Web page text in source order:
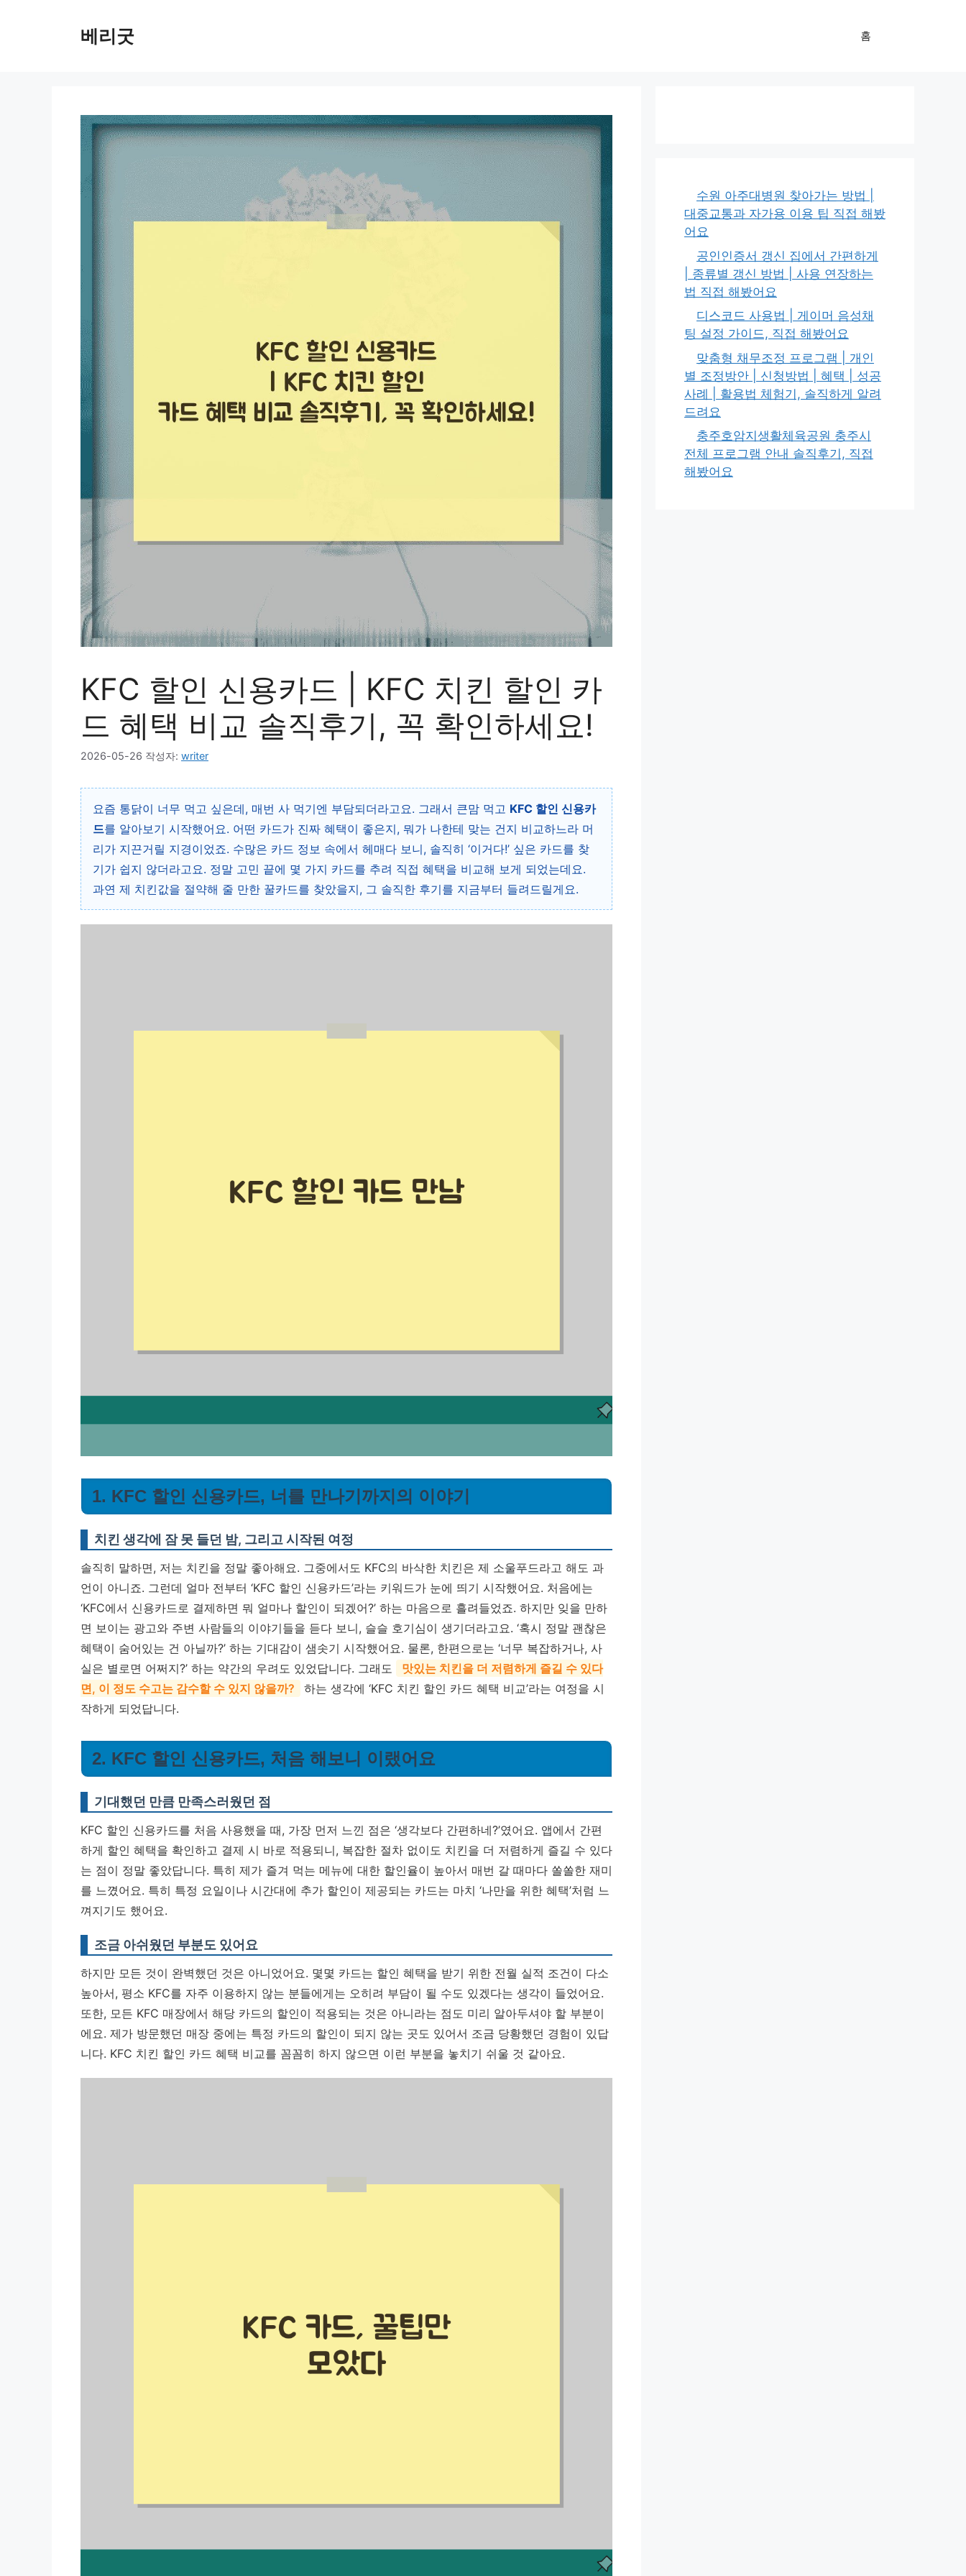
베리굿 홈
KFC 할인 신용카드 | KFC 치킨 할인 카
드 혜택 비교 솔직후기, 꼭 확인하세요!
2026-05-26 작성자: writer
요즘 통닭이 너무 먹고 싶은데, 매번 사 먹기엔 부담되더라고요. 그래서 큰맘 먹고 KFC 할인 신용카
드를 알아보기 시작했어요. 어떤 카드가 진짜 혜택이 좋은지, 뭐가 나한테 맞는 건지 비교하느라 머
리가 지끈거릴 지경이었죠. 수많은 카드 정보 속에서 헤매다 보니, 솔직히 ‘이거다!’ 싶은 카드를 찾
기가 쉽지 않더라고요. 정말 고민 끝에 몇 가지 카드를 추려 직접 혜택을 비교해 보게 되었는데요.
과연 제 치킨값을 절약해 줄 만한 꿀카드를 찾았을지, 그 솔직한 후기를 지금부터 들려드릴게요.
1. KFC 할인 신용카드, 너를 만나기까지의 이야기
치킨 생각에 잠 못 들던 밤, 그리고 시작된 여정
솔직히 말하면, 저는 치킨을 정말 좋아해요. 그중에서도 KFC의 바삭한 치킨은 제 소울푸드라고 해도 과
언이 아니죠. 그런데 얼마 전부터 ‘KFC 할인 신용카드’라는 키워드가 눈에 띄기 시작했어요. 처음에는
‘KFC에서 신용카드로 결제하면 뭐 얼마나 할인이 되겠어?’ 하는 마음으로 흘려들었죠. 하지만 잊을 만하
면 보이는 광고와 주변 사람들의 이야기들을 듣다 보니, 슬슬 호기심이 생기더라고요. ‘혹시 정말 괜찮은
혜택이 숨어있는 건 아닐까?’ 하는 기대감이 샘솟기 시작했어요. 물론, 한편으로는 ‘너무 복잡하거나, 사
실은 별로면 어쩌지?’ 하는 약간의 우려도 있었답니다. 그래도
맛있는 치킨을 더 저렴하게 즐길 수 있다
면, 이 정도 수고는 감수할 수 있지 않을까?
하는 생각에 ‘KFC 치킨 할인 카드 혜택 비교’라는 여정을 시
작하게 되었답니다.
2. KFC 할인 신용카드, 처음 해보니 이랬어요
기대했던 만큼 만족스러웠던 점
KFC 할인 신용카드를 처음 사용했을 때, 가장 먼저 느낀 점은 ‘생각보다 간편하네?’였어요. 앱에서 간편
하게 할인 혜택을 확인하고 결제 시 바로 적용되니, 복잡한 절차 없이도 치킨을 더 저렴하게 즐길 수 있다
는 점이 정말 좋았답니다. 특히 제가 즐겨 먹는 메뉴에 대한 할인율이 높아서 매번 갈 때마다 쏠쏠한 재미
를 느꼈어요. 특히 특정 요일이나 시간대에 추가 할인이 제공되는 카드는 마치 ‘나만을 위한 혜택’처럼 느
껴지기도 했어요.
조금 아쉬웠던 부분도 있어요
하지만 모든 것이 완벽했던 것은 아니었어요. 몇몇 카드는 할인 혜택을 받기 위한 전월 실적 조건이 다소
높아서, 평소 KFC를 자주 이용하지 않는 분들에게는 오히려 부담이 될 수도 있겠다는 생각이 들었어요.
또한, 모든 KFC 매장에서 해당 카드의 할인이 적용되는 것은 아니라는 점도 미리 알아두셔야 할 부분이
에요. 제가 방문했던 매장 중에는 특정 카드의 할인이 되지 않는 곳도 있어서 조금 당황했던 경험이 있답
니다. KFC 치킨 할인 카드 혜택 비교를 꼼꼼히 하지 않으면 이런 부분을 놓치기 쉬울 것 같아요.
수원 아주대병원 찾아가는 방법 |
대중교통과 자가용 이용 팁 직접 해봤
어요
공인인증서 갱신 집에서 간편하게
| 종류별 갱신 방법 | 사용 연장하는
법 직접 해봤어요
디스코드 사용법 | 게이머 음성채
팅 설정 가이드, 직접 해봤어요
맞춤형 채무조정 프로그램 | 개인
별 조정방안 | 신청방법 | 혜택 | 성공
사례 | 활용법 체험기, 솔직하게 알려
드려요
충주호암지생활체육공원 충주시
전체 프로그램 안내 솔직후기, 직접
해봤어요